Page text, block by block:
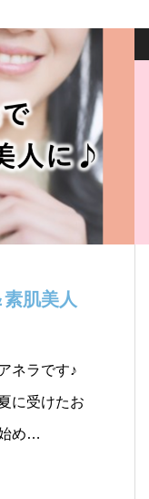
肌美人
ネラです♪
に受けたお
め…